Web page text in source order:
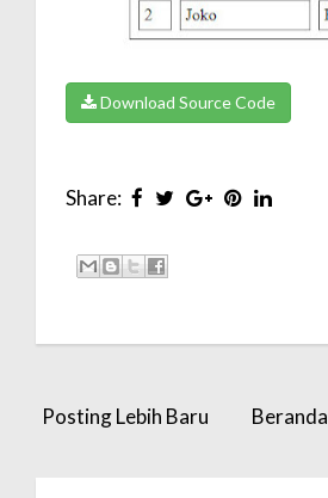
Download Source Code
Share:
Posting Lebih Baru Beranda